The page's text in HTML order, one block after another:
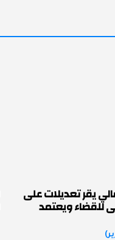
يقر تعديلات على
للقضاء ويعتمد